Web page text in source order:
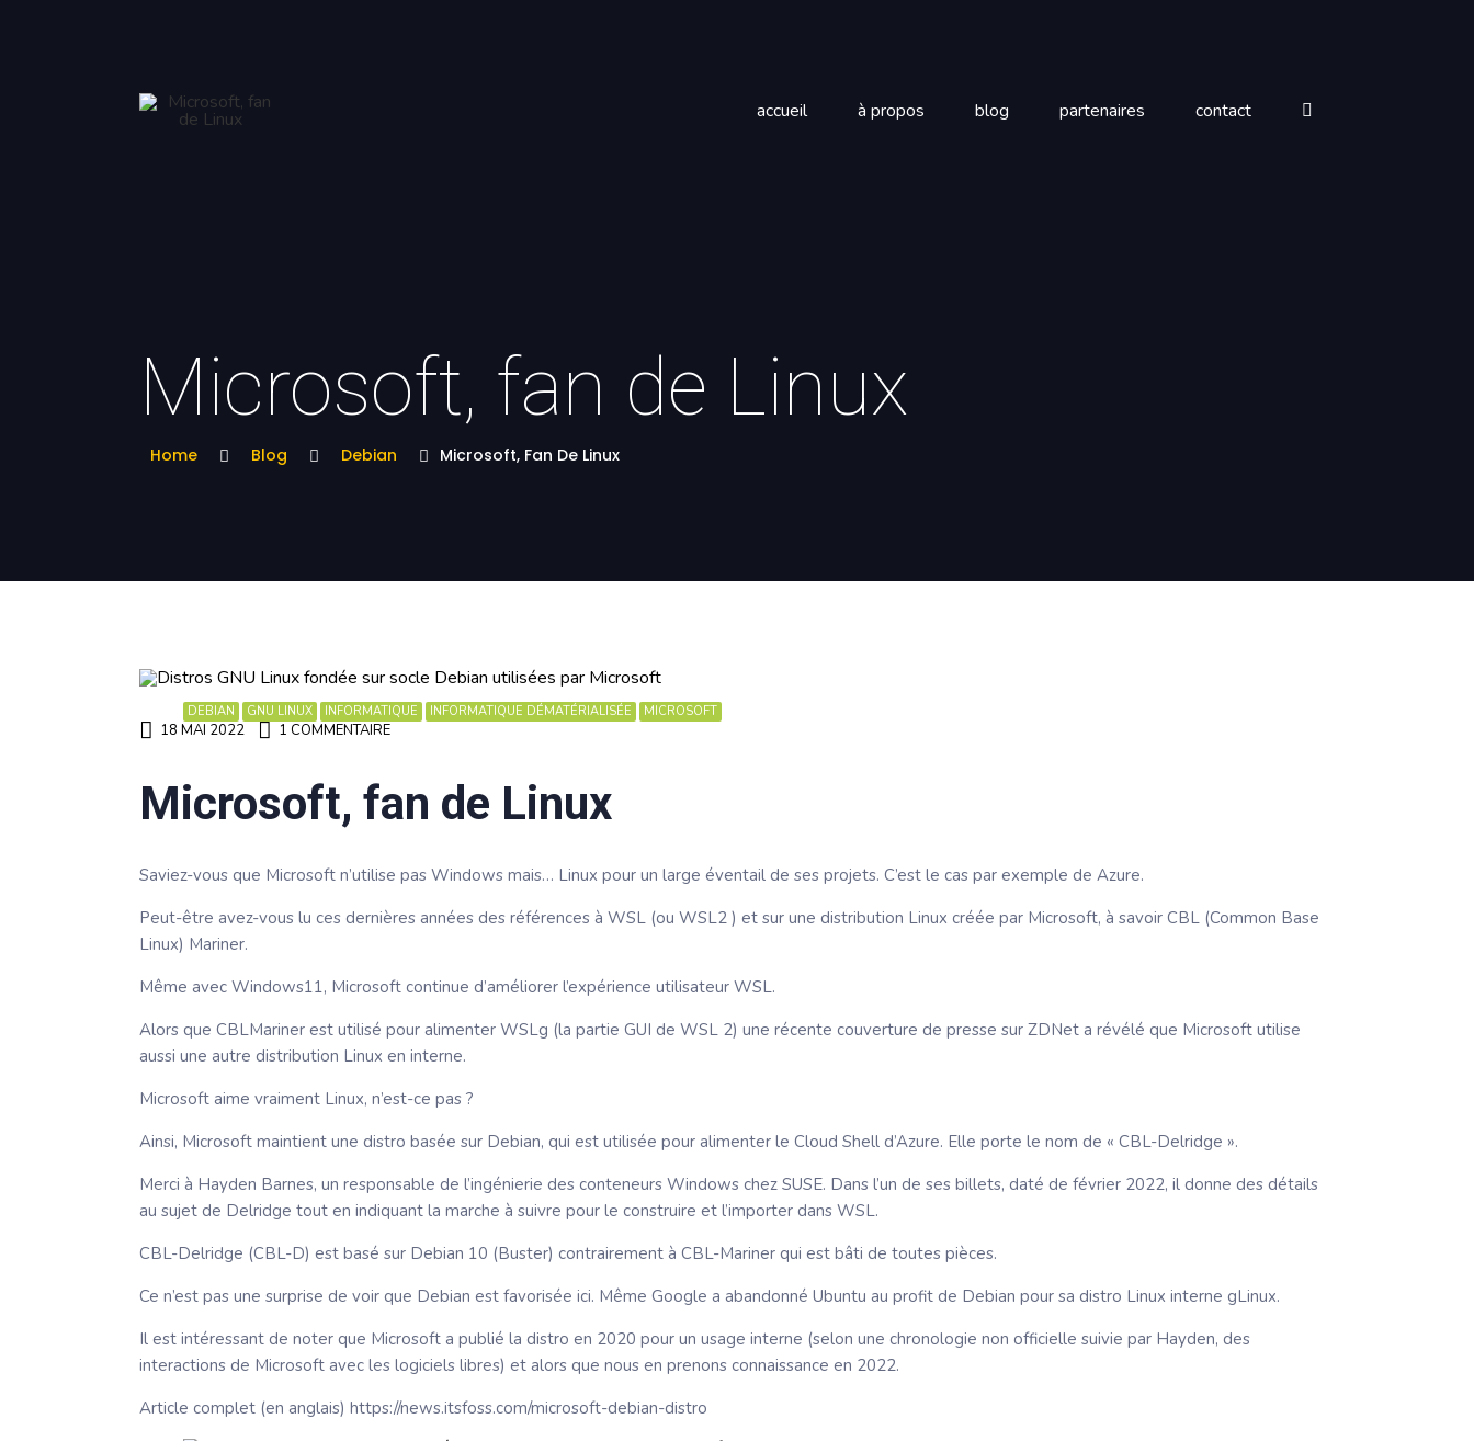
accueil à propos blog partenaires contact
Microsoft, fan de Linux
Home Blog Debian Microsoft, Fan De Linux
DEBIAN GNU LINUX INFORMATIQUE INFORMATIQUE DÉMATÉRIALISÉE MICROSOFT
18 MAI 2022 1 COMMENTAIRE
Microsoft, fan de Linux
Saviez-vous que Microsoft n’utilise pas Windows mais… Linux pour un large éventail de ses projets. C’est le cas par exemple de Azure.
Peut-être avez-vous lu ces dernières années des références à WSL (ou WSL2 ) et sur une distribution Linux créée par Microsoft, à savoir CBL (Common Base
Linux) Mariner.
Même avec Windows11, Microsoft continue d’améliorer l’expérience utilisateur WSL.
Alors que CBLMariner est utilisé pour alimenter WSLg (la partie GUI de WSL 2) une récente couverture de presse sur ZDNet a révélé que Microsoft utilise
aussi une autre distribution Linux en interne.
Microsoft aime vraiment Linux, n’est-ce pas ?
Ainsi, Microsoft maintient une distro basée sur Debian, qui est utilisée pour alimenter le Cloud Shell d’Azure. Elle porte le nom de « CBL-Delridge ».
Merci à Hayden Barnes, un responsable de l’ingénierie des conteneurs Windows chez SUSE. Dans l’un de ses billets, daté de février 2022, il donne des détails
au sujet de Delridge tout en indiquant la marche à suivre pour le construire et l’importer dans WSL.
CBL-Delridge (CBL-D) est basé sur Debian 10 (Buster) contrairement à CBL-Mariner qui est bâti de toutes pièces.
Ce n’est pas une surprise de voir que Debian est favorisée ici. Même Google a abandonné Ubuntu au profit de Debian pour sa distro Linux interne gLinux.
Il est intéressant de noter que Microsoft a publié la distro en 2020 pour un usage interne (selon une chronologie non officielle suivie par Hayden, des
interactions de Microsoft avec les logiciels libres) et alors que nous en prenons connaissance en 2022.
Article complet (en anglais) https://news.itsfoss.com/microsoft-debian-distro